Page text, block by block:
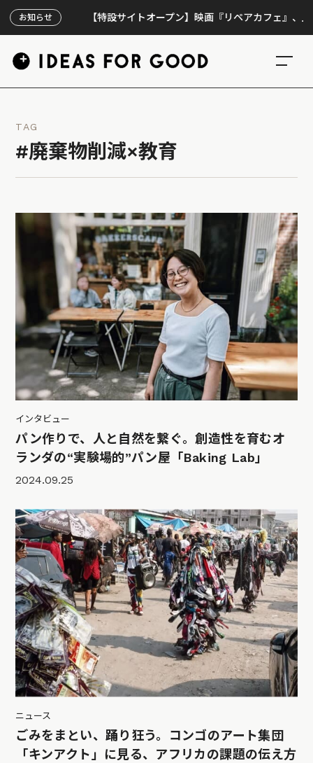
お知らせ【特設サイトオープン】映画『リペアカフェ』、上映300回
TAG
#廃棄物削減×教育
インタビュー
パン作りで、人と自然を繋ぐ。創造性を育むオ
ランダの“実験場的”パン屋「Baking Lab」
2024.09.25
ニュース
ごみをまとい、踊り狂う。コンゴのアート集団
「キンアクト」に見る、アフリカの課題の伝え方